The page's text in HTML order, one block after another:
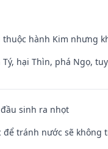
hành Kim nhưng
hại Thìn, phá Ngọ,
sinh ra nhọt
để tránh nước sẽ không